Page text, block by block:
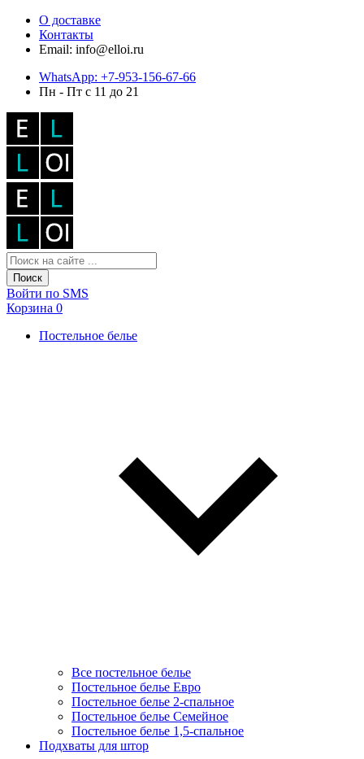
О доставке
Контакты
Email: info@elloi.ru
WhatsApp: +7-953-156-67-66
Пн - Пт с 11 до 21
Поиск
Войти по SMS
Корзина 0
Постельное белье
Все постельное белье
Постельное белье Евро
Постельное белье 2-спальное
Постельное белье Семейное
Постельное белье 1,5-спальное
Подхваты для штор